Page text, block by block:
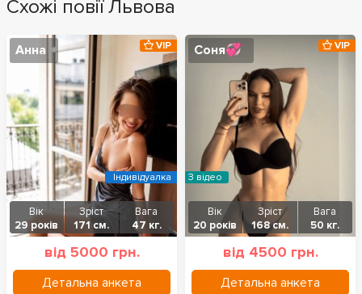
Схожі повії Львова
Анна
Вік
29 років
Зріст
171 см.
Вага
47 кг.
від 5000 грн.
Детальна анкета
VIP
Індивідуалка
Соня💞
Вік
20 років
Зріст
168 см.
Вага
50 кг.
від 4500 грн.
Детальна анкета
VIP
З відео